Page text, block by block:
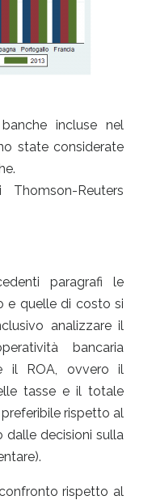
incluse nel
state considerate
Reuters
paragrafi le
e quelle di costo si
analizzare il
bancaria
il ROA, ovvero il
tasse e il totale
rispetto al
dalle decisioni sulla
rispetto al